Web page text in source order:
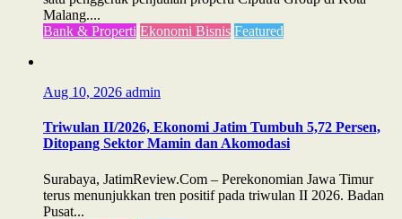
Malang....
Bank & Properti Ekonomi Bisnis Featured
Aug 10, 2026 admin
Triwulan II/2026, Ekonomi Jatim Tumbuh 5,72 Persen,
Ditopang Sektor Mamin dan Akomodasi
Surabaya, JatimReview.Com – Perekonomian Jawa Timur
terus menunjukkan tren positif pada triwulan II 2026. Badan
Pusat...